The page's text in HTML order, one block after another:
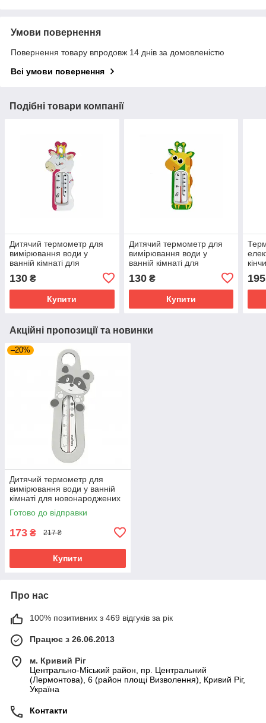
Умови повернення
Повернення товару впродовж 14 днів за домовленістю
Всі умови повернення
Подібні товари компанії
Дитячий термометр для
вимірювання води у
ванній кімнаті для
новонароджених Жираф
Mumlove рожевий
130 ₴
Купити
Дитячий термометр для
вимірювання води у
ванній кімнаті для
новонароджених Жираф
Mumlove зелений
130₴
Купити
195
Акційні пропозиції та новинки
–20%
Дитячий термометр для
вимірювання води у ванній
кімнаті для новонароджених
Єнот Baby Ono сірий
Готово до відправки
173 ₴ 217 ₴
Купити
Про нас
100% позитивних з 469 відгуків за рік
Працює з 26.06.2013
м. Кривий Ріг
Центрально-Міський район, пр. Центральний
(Лермонтова), 6 (район площі Визволення), Кривий Ріг,
Україна
Контакти